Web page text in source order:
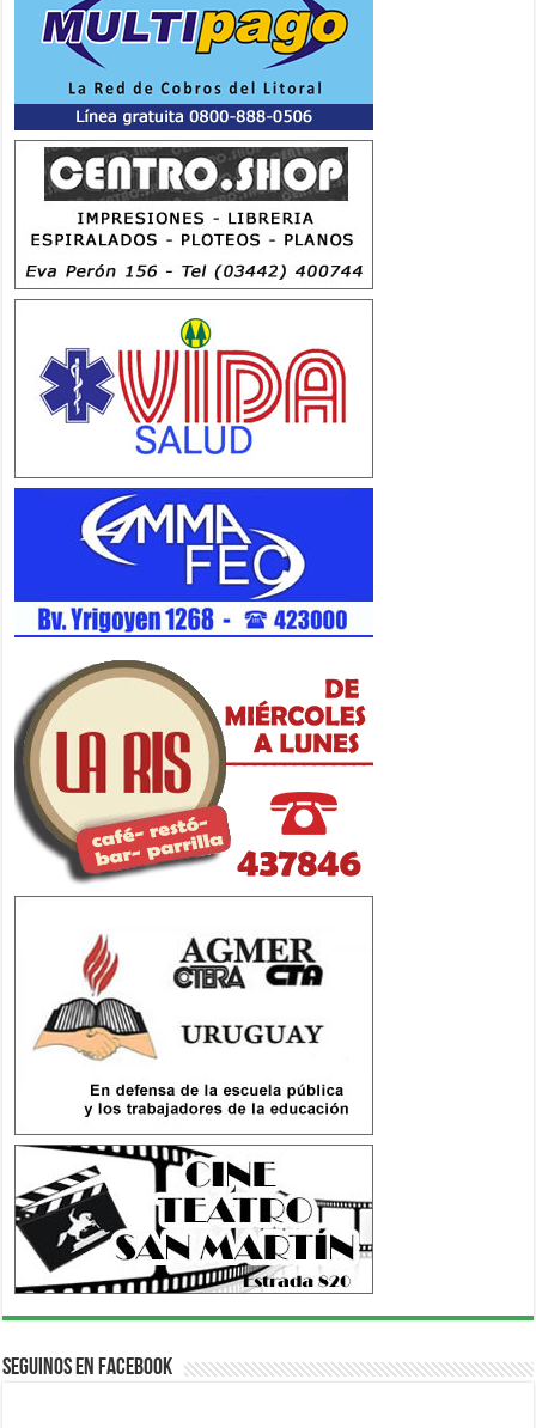
Seguinos en Facebook